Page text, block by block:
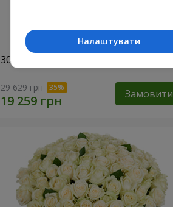
301 червона троянда
29 629 грн Замовити
Налаштувати